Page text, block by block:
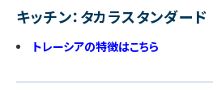
キッチン：タカラスタンダー
トレーシアの特徴はこちら